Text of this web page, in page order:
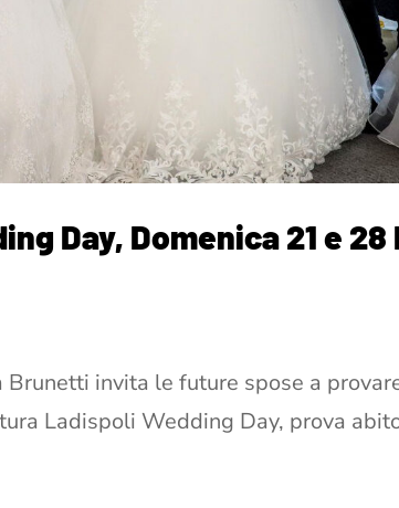
Day, Domenica 21 e
Brunetti invita le future spose a
Ladispoli Wedding Day, prova